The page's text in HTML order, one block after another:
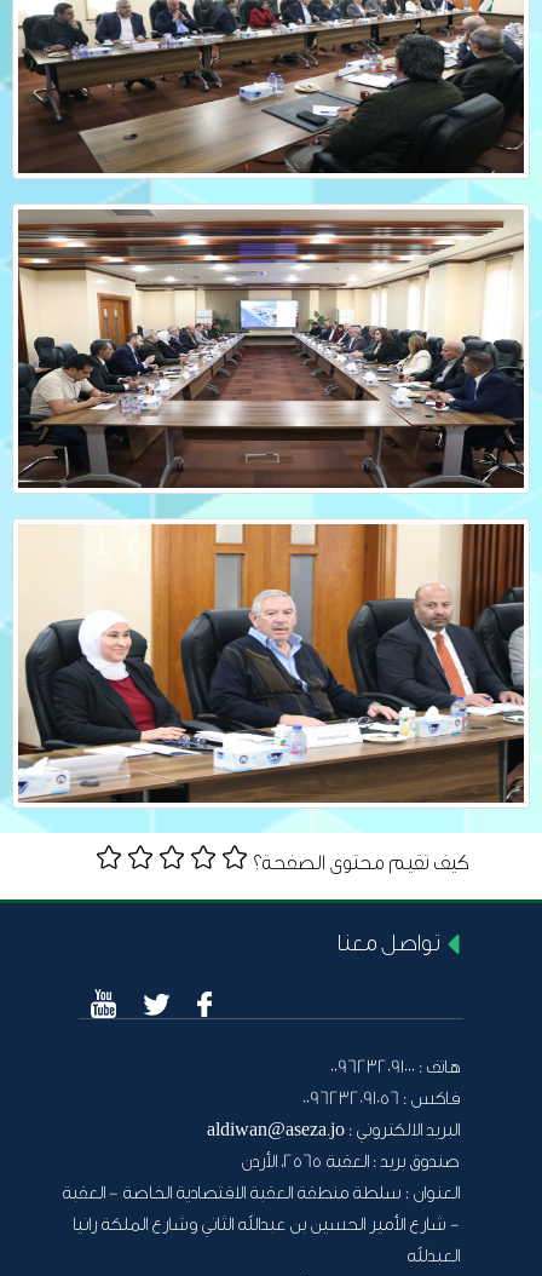
كيف تقيم محتوى الصفحة؟
تواصل معنا
هاتف : 0096232091000
فاكس : 0096232091056
البريد الالكتروني : aldiwan@aseza.jo
صندوق بريد : العقبة 2565، الأردن
العنوان : سلطة منطقة العقبة الاقتصادية الخاصة - العقبة
- شارع الأمير الحسين بن عبدالله الثاني وشارع الملكة رانيا
العبدلله